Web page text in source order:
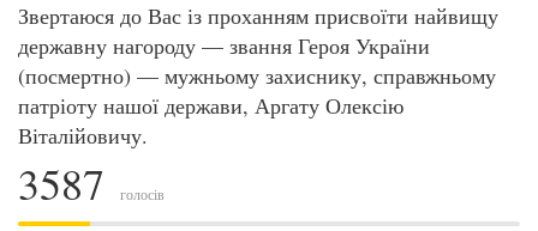
Звертаюся до Вас із проханням присвоїти найвищу
державну нагороду — звання Героя України
(посмертно) — мужньому захиснику, справжньому
патріоту нашої держави, Аргату Олексію
Віталійовичу.
3587 голосів